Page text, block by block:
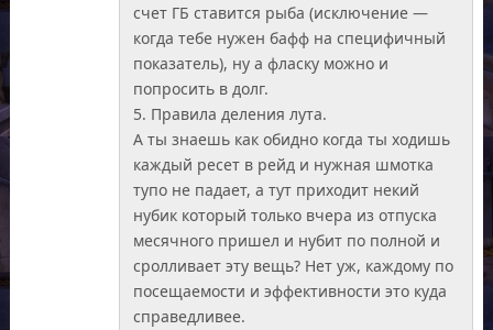
счет ГБ ставится рыба (исключение —
когда тебе нужен бафф на специфичный
показатель), ну а фласку можно и
попросить в долг.
5. Правила деления лута.
А ты знаешь как обидно когда ты ходишь
каждый ресет в рейд и нужная шмотка
тупо не падает, а тут приходит некий
нубик который только вчера из отпуска
месячного пришел и нубит по полной и
сролливает эту вещь? Нет уж, каждому по
посещаемости и эффективности это куда
справедливее.